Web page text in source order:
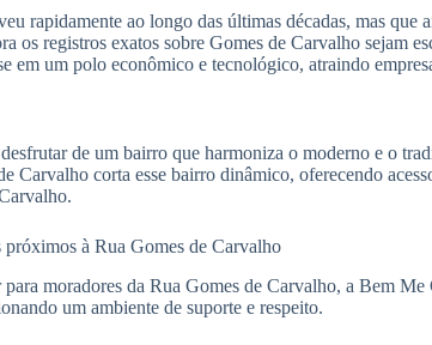
rapidamente ao longo das últimas décadas, mas
os registros exatos sobre Gomes de Carvalho sejam
em um polo econômico e tecnológico, atraindo
de um bairro que harmoniza o moderno e o
Carvalho corta esse bairro dinâmico, oferecendo
à Rua Gomes de Carvalho
moradores da Rua Gomes de Carvalho, a Bem
um ambiente de suporte e respeito.